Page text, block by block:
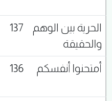
الحرية بين الوهم
والحقيقة
137
أمتحنوا أنفسكم
136